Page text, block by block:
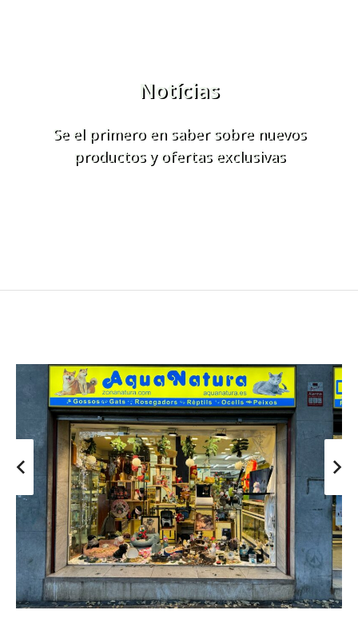
Notícias
Se el primero en saber sobre nuevos
productos y ofertas exclusivas